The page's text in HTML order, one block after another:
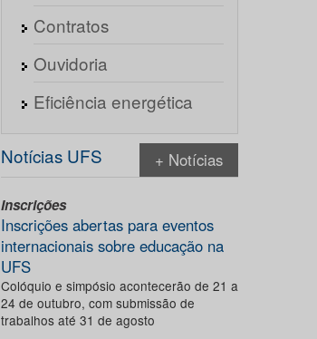
Contratos
Ouvidoria
Eficiência energética
Notícias UFS + Notícias
Inscrições
Inscrições abertas para eventos
internacionais sobre educação na
UFS
Colóquio e simpósio acontecerão de 21 a
24 de outubro, com submissão de
trabalhos até 31 de agosto